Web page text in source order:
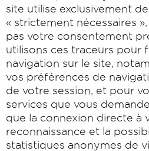
site utilise exclusivement
« strictement nécessaires
pas votre consentement
utilisons ces traceurs pour
navigation sur le site,
vos préférences de
de votre session, et pour
services que vous
que la connexion directe à
reconnaissance et la
statistiques anonymes de